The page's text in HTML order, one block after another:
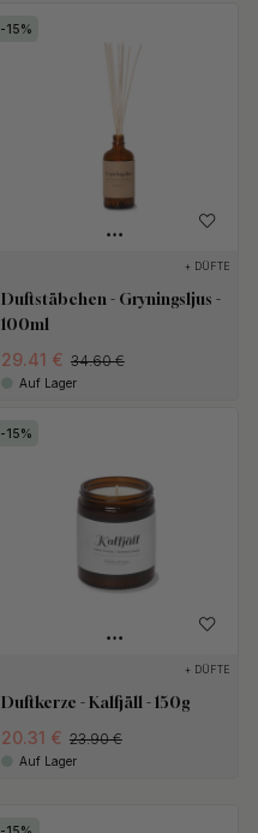
15
+ DÜFTE
Duftstäbchen - Gryningsljus -
100ml
29.41 € 34.60 €
Auf Lager
15
+ DÜFTE
Duftkerze - Kalfjäll - 150g
20.31 € 23.90 €
Auf Lager